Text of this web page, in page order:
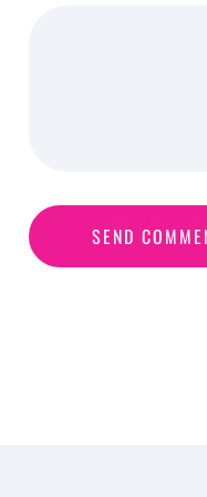
SEND COMME
SEND